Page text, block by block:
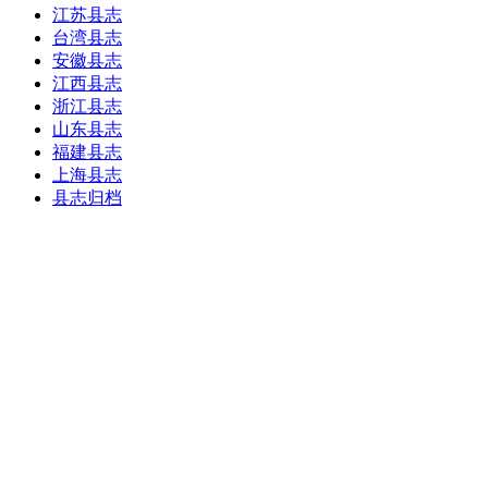
江苏县志
台湾县志
安徽县志
江西县志
浙江县志
山东县志
福建县志
上海县志
县志归档